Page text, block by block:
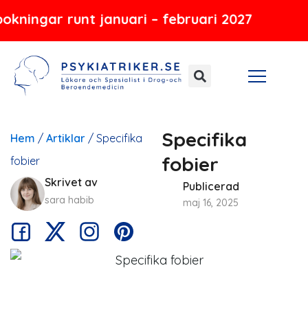
januari – februari 2027
Hoppa
innehåll
Hem / Artiklar / Specifika
fobier
Specifika
fobier
Skrivet av
sara habib
Publicerad
maj 16, 2025